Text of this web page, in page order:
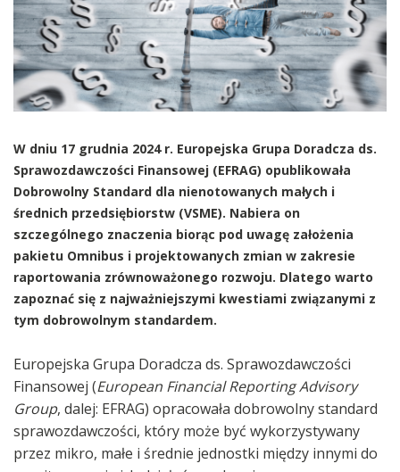
W dniu 17 grudnia 2024 r. Europejska Grupa Doradcza ds.
Sprawozdawczości Finansowej (EFRAG) opublikowała
Dobrowolny Standard dla nienotowanych małych i
średnich przedsiębiorstw (VSME). Nabiera on
szczególnego znaczenia biorąc pod uwagę założenia
pakietu Omnibus i projektowanych zmian w zakresie
raportowania zrównoważonego rozwoju. Dlatego warto
zapoznać się z najważniejszymi kwestiami związanymi z
tym dobrowolnym standardem.
Europejska Grupa Doradcza ds. Sprawozdawczości
Finansowej (European Financial Reporting Advisory
Group, dalej: EFRAG) opracowała dobrowolny standard
sprawozdawczości, który może być wykorzystywany
przez mikro, małe i średnie jednostki między innymi do